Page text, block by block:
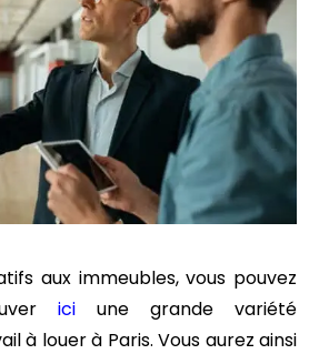
aux immeubles, vous pouvez
ici une grande variété
à louer à Paris. Vous aurez ainsi